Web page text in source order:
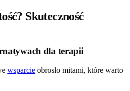
Skuteczność
dla terapii
wsparcie obrosło mitami, które warto